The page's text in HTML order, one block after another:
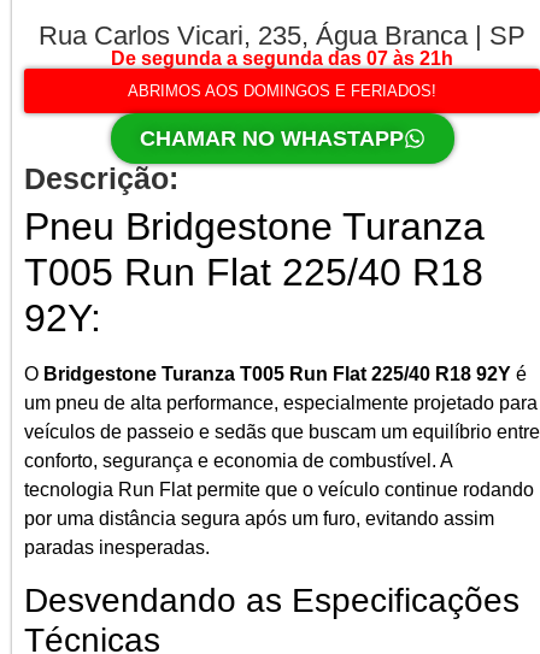
Rua Carlos Vicari, 235, Água Branca | SP
De segunda a segunda das 07 às 21h
ABRIMOS AOS DOMINGOS E FERIADOS!
CHAMAR NO WHASTAPP
Descrição:
Pneu Bridgestone Turanza
T005 Run Flat 225/40 R18
92Y:
O Bridgestone Turanza T005 Run Flat 225/40 R18 92Y é
um pneu de alta performance, especialmente projetado para
veículos de passeio e sedãs que buscam um equilíbrio entre
conforto, segurança e economia de combustível. A
tecnologia Run Flat permite que o veículo continue rodando
por uma distância segura após um furo, evitando assim
paradas inesperadas.
Desvendando as Especificações
Técnicas